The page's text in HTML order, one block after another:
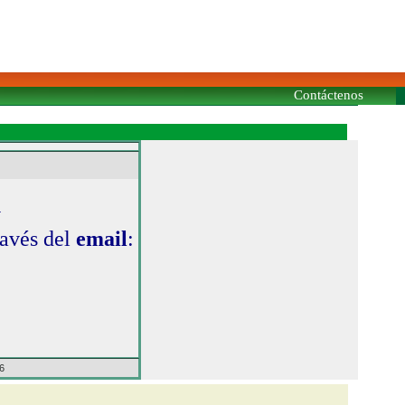
Contáctenos